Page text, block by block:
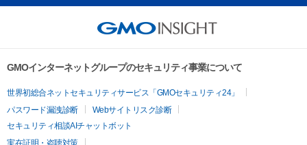
GMOインターネットグループのセキュリティ事業について
世界初総合ネットセキュリティサービス「GMOセキュリティ24」
パスワード漏洩診断
Webサイトリスク診断
セキュリティ相談AIチャットボット